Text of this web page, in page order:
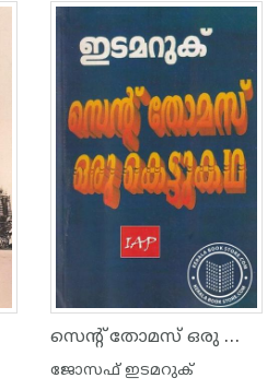
5
4
3
2
1
സെന്റ് തോമസ് ഒരു കെട്ടുകഥ
ജോസഫ് ഇടമറുക്